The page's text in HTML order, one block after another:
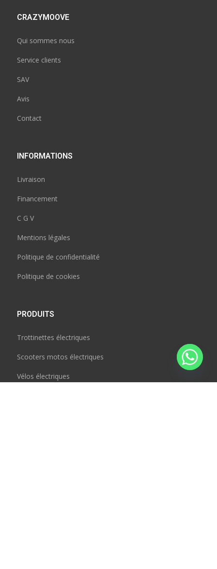
CRAZYMOOVE
Qui sommes nous
Service clients
SAV
Avis
Contact
INFORMATIONS
Livraison
Financement
C G V
Mentions légales
Politique de confidentialité
Politique de cookies
PRODUITS
Trottinettes électriques
Scooters motos électriques
Vélos électriques